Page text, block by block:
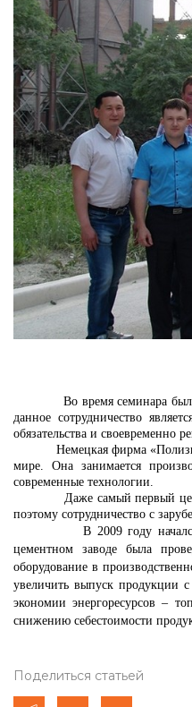
Во время семинара был
данное сотрудничество
обязательства и своевременно
Немецкая фирма «Полизиус»
мире. Она занимается
современные технологии.
Даже самый первый
поэтому сотрудничество с
В 2009 году начался
цементном заводе была
оборудование в
увеличить выпуск продукции
экономии энергоресурсов –
снижению себестоимости
Поделиться статьей